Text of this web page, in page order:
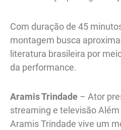
Com duração de 45
montagem busca
literatura brasileira por
da performance.
Aramis Trindade – Ator
streaming e televisão
Aramis Trindade vive um